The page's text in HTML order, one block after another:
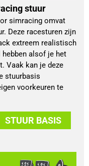
stuur
simracing omvat
Deze racesturen zijn
extreem realistisch
alsof je het
Vaak kan je deze
stuurbasis
voorkeuren te
STUUR BASIS